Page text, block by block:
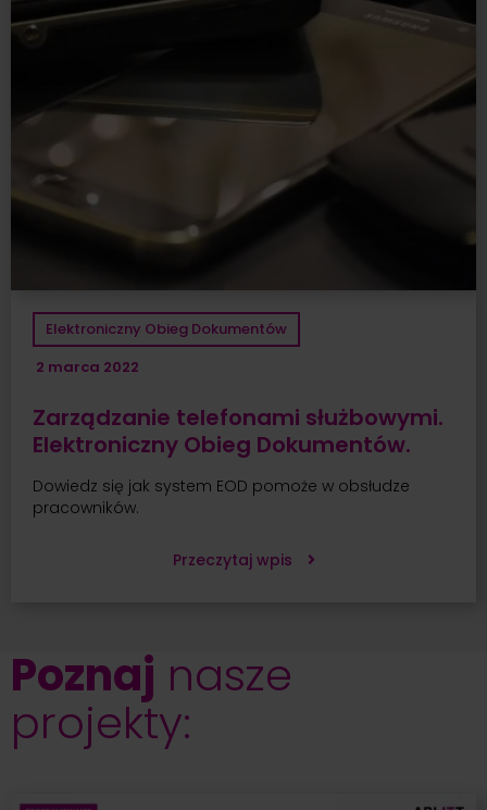
Elektroniczny Obieg Dokumentów
2 marca 2022
Zarządzanie telefonami służbowymi.
Elektroniczny Obieg Dokumentów.
Dowiedz się jak system EOD pomoże w obsłudze
pracowników.
Przeczytaj wpis
Poznaj nasze
projekty: